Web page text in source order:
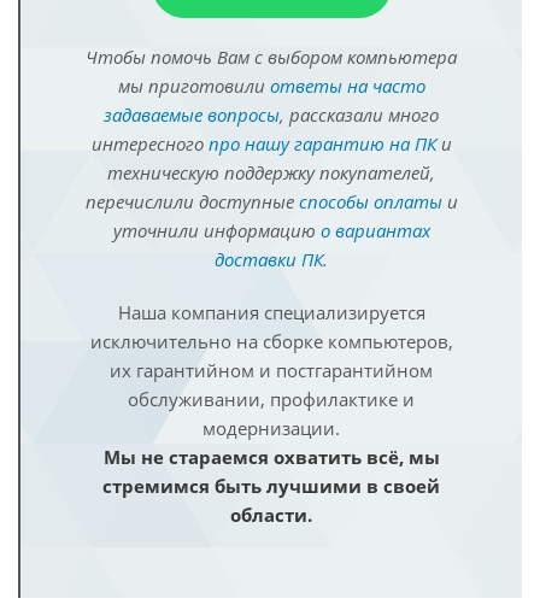
Чтобы помочь Вам с выбором компьютера
мы приготовили ответы на часто
задаваемые вопросы, рассказали много
интересного про нашу гарантию на ПКи
техническую поддержку покупателей,
перечислили доступные способы оплатыи
уточнили информацию о вариантах
доставки ПК.
Наша компания специализируется
исключительно на сборке компьютеров,
их гарантийном и постгарантийном
обслуживании, профилактике и
модернизации.
Мы не стараемся охватить всё, мы
стремимся быть лучшими в своей
области.